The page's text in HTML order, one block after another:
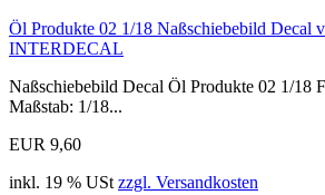
Öl Produkte 02 1/18 Naßschiebebild Decal
INTERDECAL
Naßschiebebild Decal Öl Produkte 02 1/18
Maßstab: 1/18...
EUR 9,60
inkl. 19 % USt zzgl. Versandkosten